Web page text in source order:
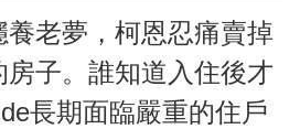
老夢，柯恩忍痛賣掉
子。誰知道入住後才
長期面臨嚴重的住戶